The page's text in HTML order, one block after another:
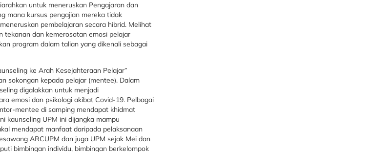
untuk meneruskan Pengajaran dan
mana kursus pengajian mereka tidak
pembelajaran secara hibrid. Melihat
tekanan dan kemerosotan emosi pelajar
program dalam talian yang dikenali sebagai
ke Arah Kesejahteraan Pelajar”
sokongan kepada pelajar (mentee). Dalam
digalakkan untuk menjadi
emosi dan psikologi akibat Covid-19. Pelbagai
mentee di samping mendapat khidmat
kaunseling UPM ini dijangka mampu
mendapat manfaat daripada pelaksanaan
ARCUPM dan juga UPM sejak Mei dan
bimbingan individu, bimbingan berkelompok